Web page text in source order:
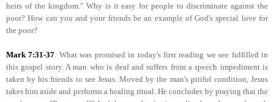
heirs of the kingdom." Why is it easy for people to discriminate against the
poor? How can you and your friends be an example of God's special love for
the poor?
Mark 7:31-37 . What was promised in today's first reading we see fulfilled in
this gospel story. A man who is deaf and suffers from a speech impediment is
taken by his friends to see Jesus. Moved by the man's pitiful condition, Jesus
takes him aside and performs a healing ritual. He concludes by praying that the